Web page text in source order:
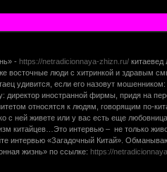
-https://netradicionnaya-zhizn.ru/
восточные люди с хитринкой и здравым
удивится, если его назовут
директор иностранной фирмы, придя на
относятся к людям, говорящим по-
с ней живете или у вас есть еще
китайцев…Это интервью – не только
интервью «Загадочный Китай».
жизнь» по ссылке:https://